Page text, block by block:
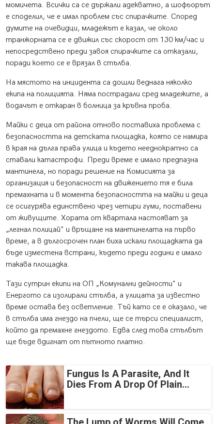
момичета. Всички са се държали адекватно, а шофьорът
е споделил, че е имал проблем със спирачките. Според
думите на очевидци, младежът е казал, че около
транжорната се е движил със скорост от 130 км/час и
непосредствено преди завоя спирачките са отказали,
поради което се е врязал в стълба.
На мястото на инцидента са дошли веднага няколко
екипа на полицията. Няма пострадали сред младежите, а
водачът е откаран в болница за кръвна проба.
Майки с деца от района отново поставиха проблема с
безопасността на детската площадка, която се намира
в края на дълга права улица и където нееднократно са
ставали катастрофи. Преди време е имало предпазна
мантинела, но поради решение на Комисията за
организация и безопасност на движението тя е била
премахната и в момента безопасността на майки и деца
се осигурява единствено чрез четири гуми, поставени
от живущите. Хората от квартала настояват за
„легнал полицай" и връщане на мантинелата на първо
време, а в дългосрочен план биха искали площадката да
бъде изместена встрани, където преди години е имало
такава площадка.
Тази сутрин екипи на ОП „Комунални дейности" и
Енергото са изолирали стълба, а улицата за известно
време остава без осветление. Тъй като се е оказало, че
в стълба има гнездо на пчели, ще се търси специалист,
който да премахне гнездото. Едва след това стълбът
ще бъде вдигнат от пътното платно.
Fungus Is A Parasite, And It
Dies From A Drop Of Plain...